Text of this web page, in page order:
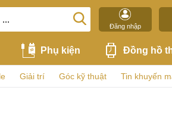
Đăng nhập
Phụ kiện Đồng hồ
Giải trí Góc kỹ thuật Tin khuyến